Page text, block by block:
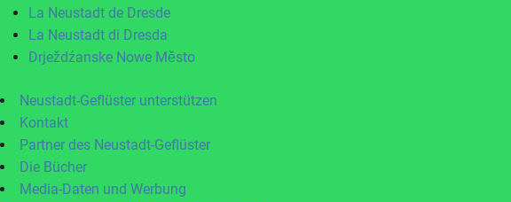
La Neustadt de Dresde
La Neustadt di Dresda
Drježdźanske Nowe Město
Neustadt-Geflüster unterstützen
Kontakt
Partner des Neustadt-Geflüster
Die Bücher
Media-Daten und Werbung